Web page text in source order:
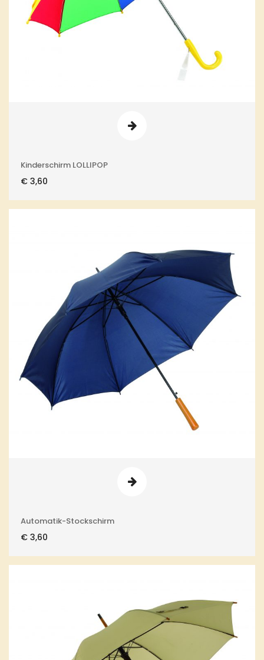
Kinderschirm LOLLIPOP
€ 3,60
Automatik-Stockschirm
€ 3,60